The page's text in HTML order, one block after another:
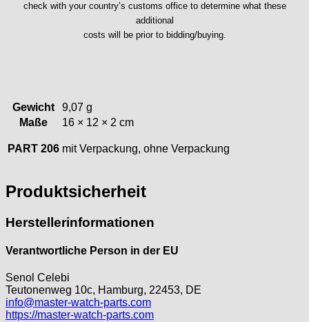
ST "Standard "
check with your country’s customs office to determine what these
additional
costs will be prior to bidding/buying.
Gewicht
9,07 g
Maße
16 × 12 × 2 cm
PART 206 mit Verpackung, ohne Verpackung
Produktsicherheit
Herstellerinformationen
Verantwortliche Person in der EU
Senol Celebi
Teutonenweg 10c, Hamburg, 22453, DE
info@master-watch-parts.com
https://master-watch-parts.com